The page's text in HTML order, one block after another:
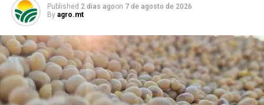
RELATED TOPICS:
Após alta inicial, Chicago cede aos fundamentos e soja
fecha em baixa – MAIS SOJA
DON'T MISS
Produtor de soja adota cautela no Brasil; lavouras nos
EUA apresentam boas condições
Published 2 dias agoon 7 de agosto de 2026
By agro.mt